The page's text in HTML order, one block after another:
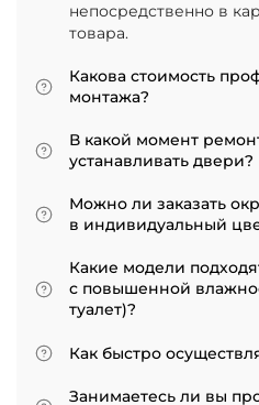
непосредственно в
товара.
Какова стоимость
монтажа?
Итоговая сумма
двери и габаритов
цена за установку
покрытием «экошпон»
рублей.
В какой момент
устанавливать двери?
Мы советуем
того, как уложено
противном случае из-
пола полотно может
его придется
двери по окончании
лучше заранее
отделки стен.
Можно ли заказать
в индивидуальный
ассортименте
модели от разных
Какие модели
с повышенной
туалет)?
двери с покрытием из
сайте в разделе
Как быстро
Товары, имеющиеся на
Занимаетесь ли вы